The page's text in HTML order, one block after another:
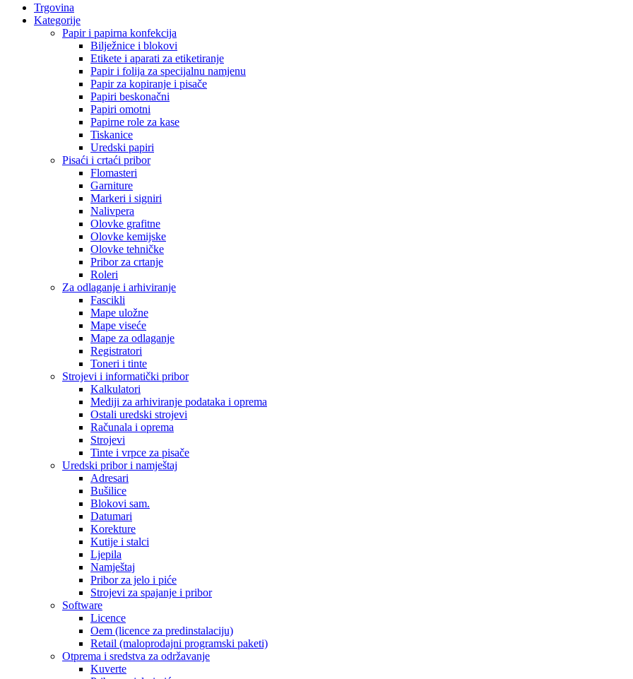
Trgovina
Kategorije
Papir i papirna konfekcija
Bilježnice i blokovi
Etikete i aparati za etiketiranje
Papir i folija za specijalnu namjenu
Papir za kopiranje i pisače
Papiri beskonačni
Papiri omotni
Papirne role za kase
Tiskanice
Uredski papiri
Pisaći i crtaći pribor
Flomasteri
Garniture
Markeri i signiri
Nalivpera
Olovke grafitne
Olovke kemijske
Olovke tehničke
Pribor za crtanje
Roleri
Za odlaganje i arhiviranje
Fascikli
Mape uložne
Mape viseće
Mape za odlaganje
Registratori
Toneri i tinte
Strojevi i informatički pribor
Kalkulatori
Mediji za arhiviranje podataka i oprema
Ostali uredski strojevi
Računala i oprema
Strojevi
Tinte i vrpce za pisače
Uredski pribor i namještaj
Adresari
Bušilice
Blokovi sam.
Datumari
Korekture
Kutije i stalci
Ljepila
Namještaj
Pribor za jelo i piće
Strojevi za spajanje i pribor
Software
Licence
Oem (licence za predinstalaciju)
Retail (maloprodajni programski paketi)
Otprema i sredstva za održavanje
Kuverte